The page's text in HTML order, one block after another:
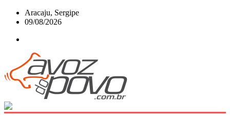
Skip
Aracaju, Sergipe
09/08/2026